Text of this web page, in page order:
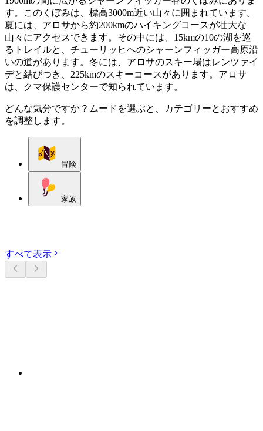
す。このくぼみは、標高3000m近い山々に囲まれています。
夏には、アロサから約200kmのハイキングコースが壮大な
山々にアクセスできます。その中には、15kmの10の湖を巡
るトレイルと、チューリッヒへのシャーンフィッガー高原沿
いの道があります。冬には、アロサのスキー場はレンツァイ
デと結びつき、225kmのスキーコースがあります。アロサ
は、クマ保護センターで知られています。
どんな気分ですか？ムードを選ぶと、カテゴリーとおすすめ
を調整します。
冒険
家族
すべて表示